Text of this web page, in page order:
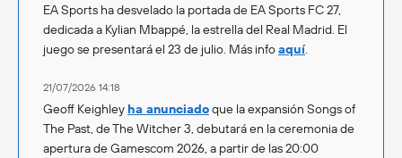
EA Sports ha desvelado la portada de EA Sports FC 27,
dedicada a Kylian Mbappé, la estrella del Real Madrid. El
juego se presentará el 23 de julio. Más infoaquí.
21/07/2026 14:18
Geoff Keighley ha anunciadoque la expansión Songs of
The Past, de The Witcher 3, debutará en la ceremonia de
apertura de Gamescom 2026, a partir de las 20:00